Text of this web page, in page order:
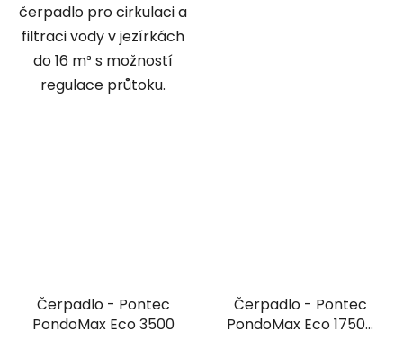
čerpadlo pro cirkulaci a
filtraci vody v jezírkách
do 16 m³ s možností
regulace průtoku.
Čerpadlo - Pontec
PondoMax Eco 3500
Čerpadlo - Pontec
PondoMax Eco 17500